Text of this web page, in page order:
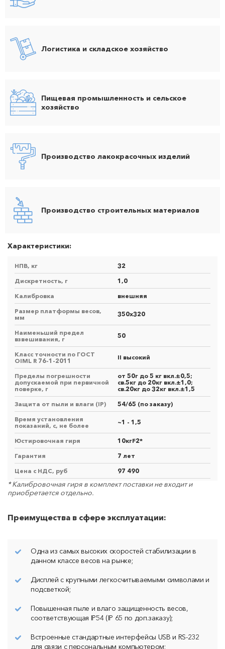
Логистика и складское хозяйство
Пищевая промышленность и сельское
хозяйство
Производство лакокрасочных изделий
Производство строительных материалов
Характеристики:
НПВ, кг
32
Дискретность, г
1,0
Калибровка
внешняя
Размер платформы весов,
мм
350х320
Наименьший предел
взвешивания, г
50
Класс точности по ГОСТ
OIML R 76-1-2011
II высокий
Пределы погрешности
допускаемой при первичной
поверке, г
от 50г до 5 кг вкл.±0,5;
св.5кг до 20кг вкл.±1,0;
св.20кг до 32кг вкл.±1,5
Защита от пыли и влаги (IP)
54/65 (по заказу)
Время установления
показаний, с, не более
~1 - 1,5
Юстировочная гиря
10кгF2*
Гарантия
7 лет
Цена с НДС, руб
97 490
* Калибровочная гиря в комплект поставки не входит и
приобретается отдельно.
Преимущества в сфере эксплуатации:
Одна из самых высоких скоростей стабилизации в
данном классе весов на рынке;
Дисплей с крупными легкосчитываемыми символами и
подсветкой;
Повышенная пыле и влаго защищенность весов,
соответствующая IP54 (IP 65 по доп.заказу);
Встроенные стандартные интерфейсы USB и RS-232
для связи с персональным компьютером;